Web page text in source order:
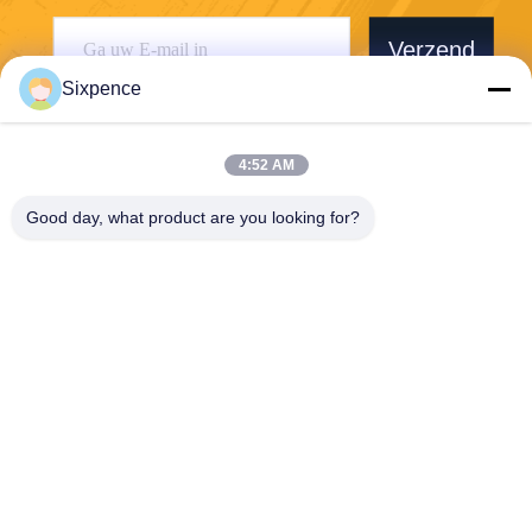
Verzend
Sixpence
4:52 AM
Good day, what product are you looking for?